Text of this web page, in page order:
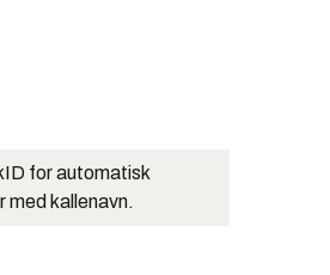
for automatisk
med kallenavn.